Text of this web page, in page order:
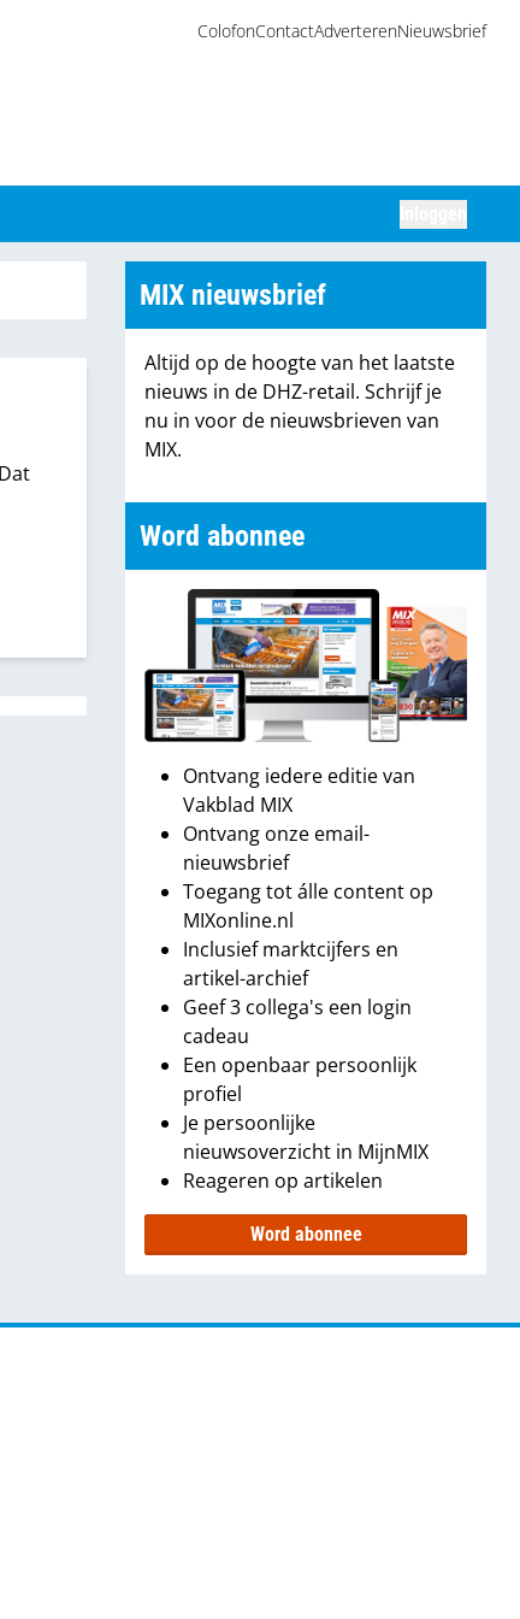
ColofonContactAdverterenNieuwsbrief
MIX nieuwsbrief
Altijd op de hoogte van het laatste
nieuws in de DHZ-retail. Schrijf je
nu in voor de nieuwsbrieven van
MIX.
Word abonnee
Ontvang iedere editie van
Vakblad MIX
Ontvang onze email-
nieuwsbrief
Toegang tot álle content op
MIXonline.nl
Inclusief marktcijfers en
artikel-archief
Geef 3 collega's een login
cadeau
Een openbaar persoonlijk
profiel
Je persoonlijke
nieuwsoverzicht in MijnMIX
Reageren op artikelen
Word abonnee